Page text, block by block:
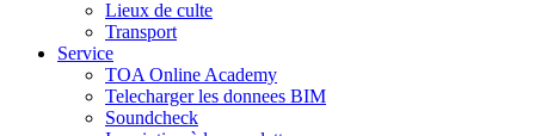
Lieux de culte
Transport
Service
TOA Online Academy
Telecharger les donnees BIM
Soundcheck